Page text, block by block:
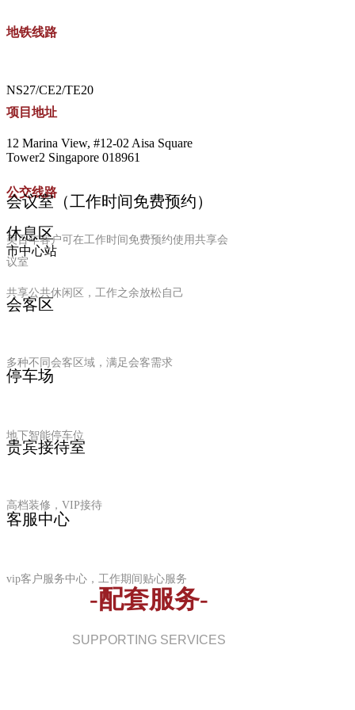
地铁线路
NS27/CE2/TE20
项目地址
12 Marina View, #12-02 Aisa Square
Tower2 Singapore 018961
公交线路
市中心站
会议室（工作时间免费预约）
美百年客户可在工作时间免费预约使用共享会
议室
休息区
共享公共休闲区，工作之余放松自己
会客区
多种不同会客区域，满足会客需求
停车场
地下智能停车位
贵宾接待室
高档装修，VIP接待
客服中心
vip客户服务中心，工作期间贴心服务
-配套服务-
SUPPORTING SERVICES